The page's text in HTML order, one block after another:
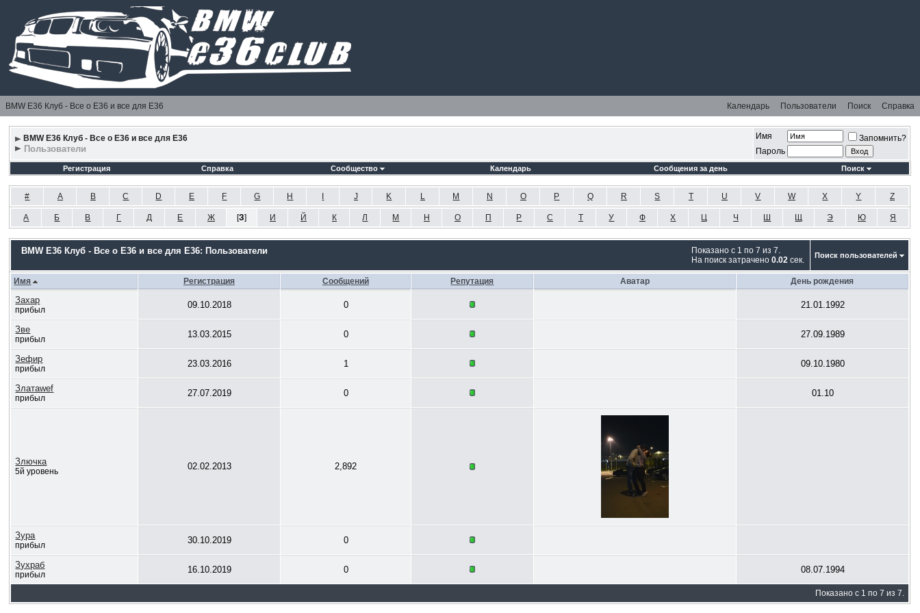
BMW E36 Клуб - Все о Е36 и все для Е36 Календарь Пользователи Поиск Справка
BMW E36 Клуб - Все о Е36 и все для Е36
Пользователи
Имя
Запомнить?
Пароль
Регистрация Справка Сообщество Календарь Сообщения за день Поиск
# A B C D E F G H J K L M N O P Q R S T U V W X Y Z
А Б В Г Д Е Ж [З] И Й К Л М Н О П Р С Т У Ф Х Ц Ч Ш Щ Э Ю Я
Показано с 1 по 7 из 7.
На поиск затрачено0.02 сек.
BMW E36 Клуб - Все о Е36 и все для Е36: Пользователи Поиск пользователей
Имя Регистрация Сообщений Репутация Аватар День рождения
Захар
прибыл 09.10.2018 0 21.01.1992
Зве
прибыл 13.03.2015 0 27.09.1989
Зефир
прибыл 23.03.2016 1 09.10.1980
Златаwef
прибыл 27.07.2019 0 01.10
Злючка
5й уровень 02.02.2013 2,892
Зура
прибыл 30.10.2019 0
Зухраб
прибыл 16.10.2019 0 08.07.1994
Показано с 1 по 7 из 7.